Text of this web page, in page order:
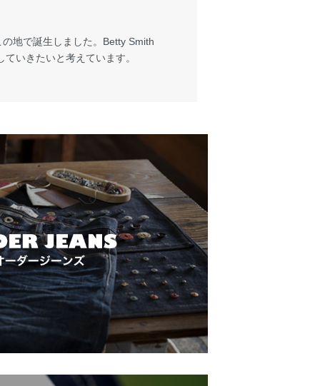
地で誕生しました。Betty Smith
いきたいと考えています。